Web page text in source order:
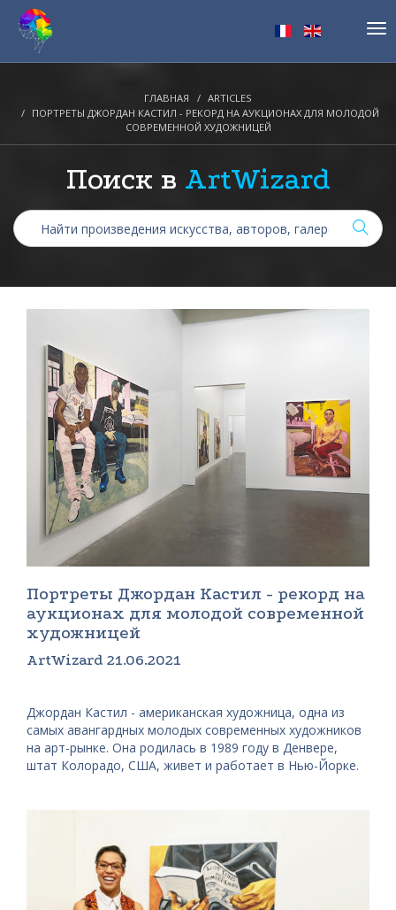
ГЛАВНАЯ
ARTICLES
ПОРТРЕТЫ ДЖОРДАН КАСТИЛ - РЕКОРД НА АУКЦИОНАХ ДЛЯ МОЛОДОЙ
СОВРЕМЕННОЙ ХУДОЖНИЦЕЙ
Поиск в ArtWizard
Портреты Джордан Кастил - рекорд на
аукционах для молодой современной
художницей
ArtWizard 21.06.2021
Джордан Кастил - американская художница, одна из
самых авангардных молодых современных художников
на арт-рынке. Она родилась в 1989 году в Денвере,
штат Колорадо, США, живет и работает в Нью-Йорке.